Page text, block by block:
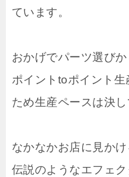
ています。
おかげでパーツ選びか
ポイントtoポイント
ため生産ペースは決し
なかなかお店に見か
伝説のようなエフェク